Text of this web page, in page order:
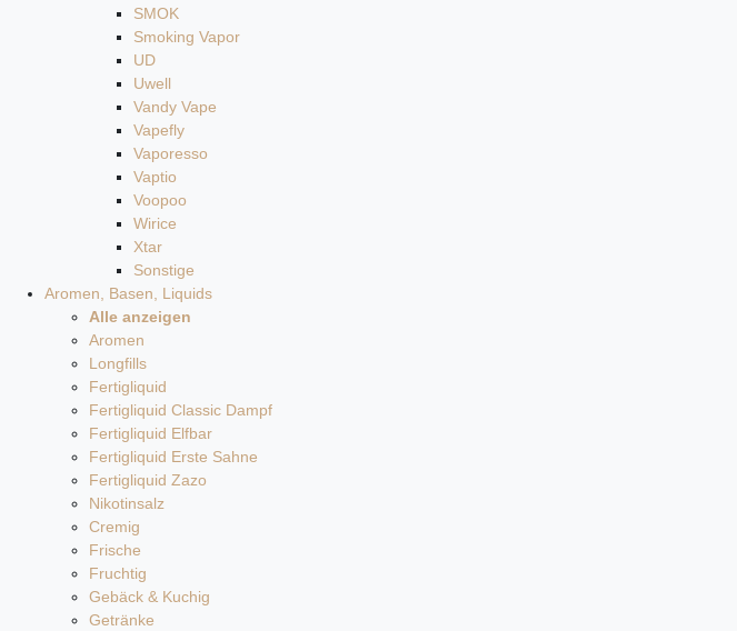
SMOK
Smoking Vapor
UD
Uwell
Vandy Vape
Vapefly
Vaporesso
Vaptio
Voopoo
Wirice
Xtar
Sonstige
Aromen, Basen, Liquids
Alle anzeigen
Aromen
Longfills
Fertigliquid
Fertigliquid Classic Dampf
Fertigliquid Elfbar
Fertigliquid Erste Sahne
Fertigliquid Zazo
Nikotinsalz
Cremig
Frische
Fruchtig
Gebäck & Kuchig
Getränke